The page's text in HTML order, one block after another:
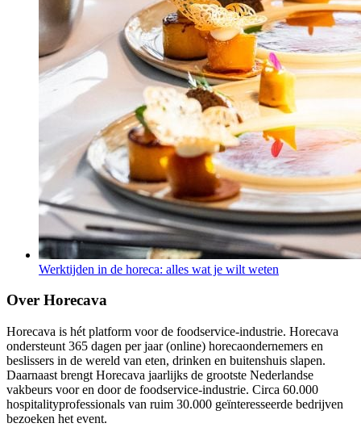
Werktijden in de horeca: alles wat je wilt weten
Over Horecava
Horecava is hét platform voor de foodservice-industrie. Horecava
ondersteunt 365 dagen per jaar (online) horecaondernemers en
beslissers in de wereld van eten, drinken en buitenshuis slapen.
Daarnaast brengt Horecava jaarlijks de grootste Nederlandse
vakbeurs voor en door de foodservice-industrie. Circa 60.000
hospitalityprofessionals van ruim 30.000 geïnteresseerde bedrijven
bezoeken het event.